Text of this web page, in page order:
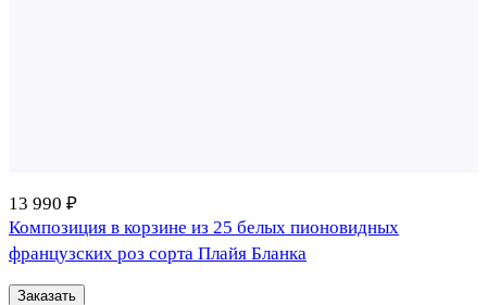
13 990 ₽
Композиция в корзине из 25 белых пионовидных
французских роз сорта Плайя Бланка
Заказать